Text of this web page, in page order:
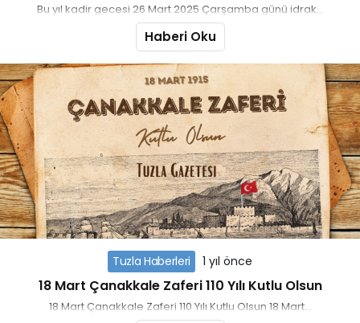
Bu yıl kadir gecesi 26 Mart 2025 Çarşamba günü idrak...
Haberi Oku
Tuzla Haberleri 1 yıl önce
18 Mart Çanakkale Zaferi 110 Yılı Kutlu Olsun
18 Mart Çanakkale Zaferi 110 Yılı Kutlu Olsun 18 Mart...